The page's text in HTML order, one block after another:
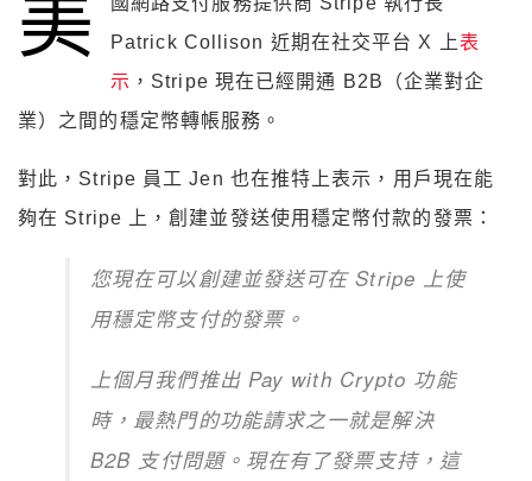
美
Patrick Collison 近期在社交平台 X 上表
示 ，Stripe 現在已經開通 B2B（企業對企
業）之間的穩定幣轉帳服務。
對此，Stripe 員工 Jen 也在推特上表示，用戶現在能
夠在 Stripe 上，創建並發送使用穩定幣付款的發票：
您現在可以創建並發送可在 Stripe 上使
用穩定幣支付的發票。
上個月我們推出 Pay with Crypto 功能
時，最熱門的功能請求之一就是解決
B2B 支付問題。現在有了發票支持，這